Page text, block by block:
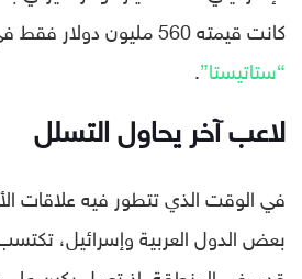
كانت قيمته 560 مليون دولار فقط في 2019،
“ستاتيستا”.
لاعب آخر يحاول التسلل
في الوقت الذي تتطور فيه علاقات
بعض الدول العربية وإسرائيل،